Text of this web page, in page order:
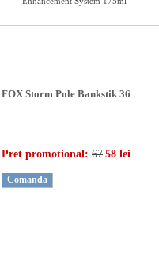
FOX Storm Pole Bankstik 36
Pret promotional: 67 58 lei